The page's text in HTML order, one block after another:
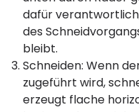
dafür
des
bleibt.
Schneiden: Wenn
zugeführt wird,
erzeugt flache